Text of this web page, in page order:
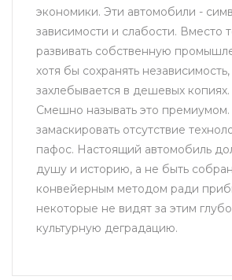
экономики. Эти автомобили -
зависимости и слабости. Вместо
развивать собственную
хотя бы сохранять
захлебывается в дешевых
Смешно называть это премиумом.
замаскировать отсутствие
пафос. Настоящий автомобиль
душу и историю, а не быть
конвейерным методом ради
некоторые не видят за этим
культурную деградацию.